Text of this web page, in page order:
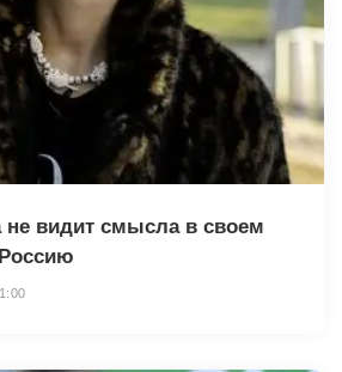
видит смысла в своем